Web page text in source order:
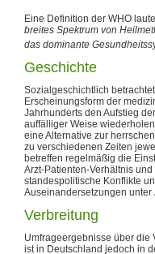
Eine Definition der WHO
breites Spektrum von
das dominante
Geschichte
Sozialgeschichtlich
Erscheinungsform der
Jahrhunderts den Aufstieg
auffälliger Weise
eine Alternative zur
zu verschiedenen Zeiten
betreffen regelmäßig die
Arzt-Patienten-Verhältnis
standespolitische Konflikte
Auseinandersetzungen
Verbreitung
Umfrageergebnisse über die
ist in Deutschland jedoch in